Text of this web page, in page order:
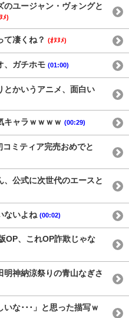
のユージャン・ヴォングと
ﾒ)
て凄くね？ (ｵﾇﾇﾒ)
、ガチホモ (01:00)
とかいうアニメ、面白い
キャラｗｗｗｗ (00:29)
コミティア完売おめでと
、公式に次世代のエースと
ないよね (00:02)
OP、これOP詐欺じゃな
明神納涼祭りの青山なぎさ
いな･･･」と思った描写ｗ